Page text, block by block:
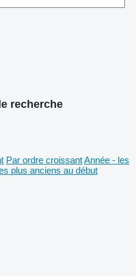
recherche
Par ordre croissantAnnée - les
plus anciens au début